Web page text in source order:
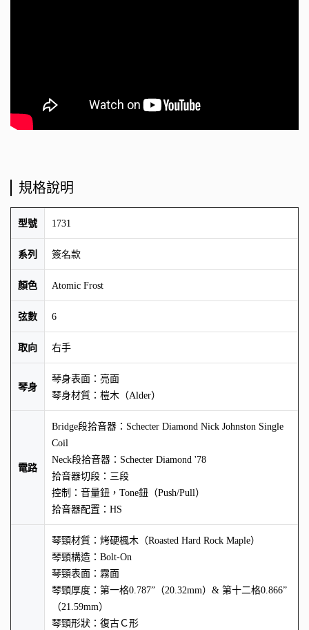
規格說明
型號 1731
系列 簽名款
顏色 Atomic Frost
弦數 6
取向 右手
琴身
琴身表面：亮面
琴身材質：榿木（Alder）
電路
Bridge段拾音器：Schecter Diamond Nick Johnston Single
Coil
Neck段拾音器：Schecter Diamond '78
拾音器切段：三段
控制：音量鈕，Tone鈕（Push/Pull）
拾音器配置：HS
琴頸材質：烤硬楓木（Roasted Hard Rock Maple）
琴頸構造：Bolt-On
琴頸表面：霧面
琴頸厚度：第一格0.787”（20.32mm）& 第十二格0.866”
（21.59mm）
琴頸形狀：復古Ｃ形